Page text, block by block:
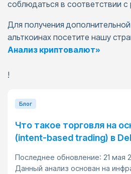
соблюдаться в соответствии
Для получения
альткоинах посетите нашу
Анализ криптовалют»
!
Блог
Что такое торговля на
(intent-based trading) в
Последнее обновление: 21 мая
Данный анализ основан на